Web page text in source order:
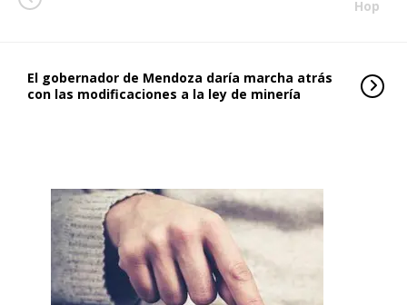
Hop
El gobernador de Mendoza daría marcha atrás
con las modificaciones a la ley de minería